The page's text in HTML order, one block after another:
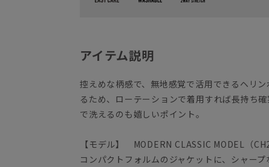
アイテム説明
控えめな柄感で、無地感覚で活用できるヘリ
るため、ローテーションで着用すれば長持ち
で洗えるのも嬉しいポイント。
【モデル】 MODERN CLASSIC MODEL（
コンパクトフォルムのジャケットに、シャー